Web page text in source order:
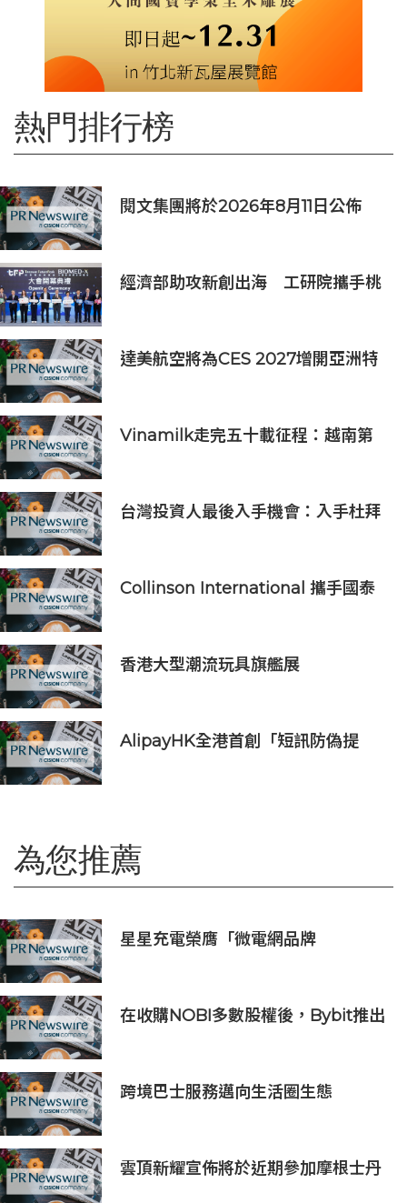
熱門排行榜
閱文集團將於2026年8月11日公佈
經濟部助攻新創出海 工研院攜手桃
達美航空將為CES 2027增開亞洲特
Vinamilk走完五十載征程：越南第
台灣投資人最後入手機會：入手杜拜
Collinson International 攜手國泰
香港大型潮流玩具旗艦展
AlipayHK全港首創「短訊防偽提
為您推薦
星星充電榮膺「微電網品牌
在收購NOBI多數股權後，Bybit推出
跨境巴士服務邁向生活圈生態
雲頂新耀宣佈將於近期參加摩根士丹